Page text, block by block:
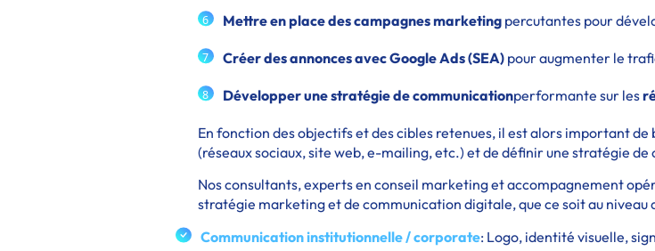
6 Mettre en place des campagnes marketingpercutantes pour
7 Créer des annonces avec Google Ads (SEA)pour augmenter le
8 Développer une stratégie de communicationperformante sur les
En fonction des objectifs et des cibles retenues, il est alors important
(réseaux sociaux, site web, e-mailing, etc.) et de définir une stratégie
Nos consultants, experts en conseil marketing et accompagnement
stratégie marketing et de communication digitale, que ce soit au niveau
Communication institutionnelle / corporate: Logo, identité visuelle,